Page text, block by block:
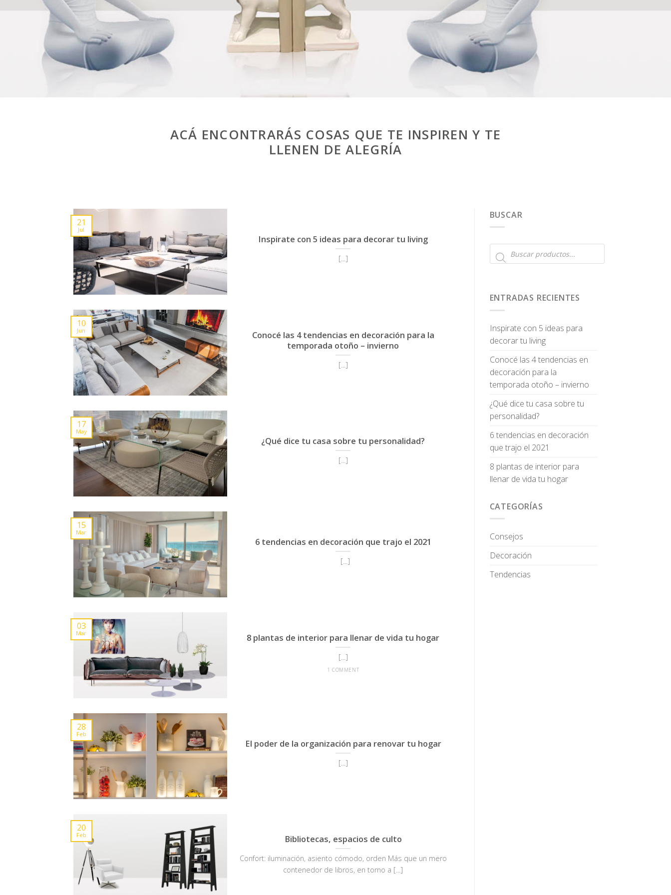
ACÁ ENCONTRARÁS COSAS QUE TE INSPIREN Y TE
LLENEN DE ALEGRÍA
Inspirate con 5 ideas para decorar tu living
[...]
21
Jul
Conocé las 4 tendencias en decoración para la
temporada otoño – invierno
[...]
10
Jun
¿Qué dice tu casa sobre tu personalidad?
[...]
17
May
6 tendencias en decoración que trajo el 2021
[...]
15
Mar
8 plantas de interior para llenar de vida tu hogar
[...]
1 COMMENT
03
Mar
El poder de la organización para renovar tu hogar
[...]
28
Feb
Bibliotecas, espacios de culto
Confort: iluminación, asiento cómodo, orden Más que un mero
contenedor de libros, en torno a [...]
20
Feb
BUSCAR
Búsqueda
de
ENTRADAS RECIENTES
Inspirate con 5 ideas para
decorar tu living
Conocé las 4 tendencias en
decoración para la
temporada otoño – invierno
¿Qué dice tu casa sobre tu
personalidad?
6 tendencias en decoración
que trajo el 2021
8 plantas de interior para
llenar de vida tu hogar
CATEGORÍAS
Consejos
Decoración
Tendencias